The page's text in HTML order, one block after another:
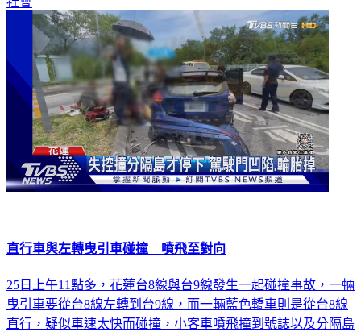
直行車與左轉曳引車碰撞 噴飛至對向
25日上午11點多，花蓮台8線與台9線發生一起碰撞事故，一輛
曳引車要從台8線左轉到台9線，而一輛藍色轎車則是從台8線
直行，疑似車速太快而碰撞，小客車噴飛撞到號誌以及分隔島